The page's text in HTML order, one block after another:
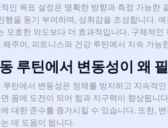
인 목표 설정은 명확한 방향과 측정 가능한
행을 동기 부여하며, 성취감을 조성합니다.
모호한 의도보다 더 효과적입니다. 구체적
해주어, 피트니스와 건강 루틴에서 지속 가능
루틴에서 변동성이 왜
루틴에서 변동성은 정체를 방지하고 지속적
몸에 도전이 되어 힘과 지구력이 향상됩니
대한 준수를 증가시킬 수 있습니다. 또한,
데 도움이 됩니다.